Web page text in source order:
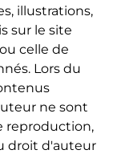
illustrations,
sur le site
celle de
Lors du
ne sont
reproduction,
droit d'auteur